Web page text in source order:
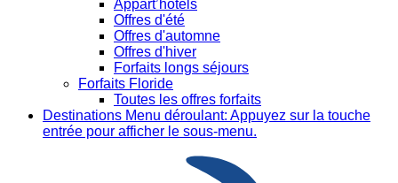
Appart’hôtels
Offres d'été
Offres d'automne
Offres d'hiver
Forfaits longs séjours
Forfaits Floride
Toutes les offres forfaits
Destinations Menu déroulant: Appuyez sur la touche
entrée pour afficher le sous-menu.